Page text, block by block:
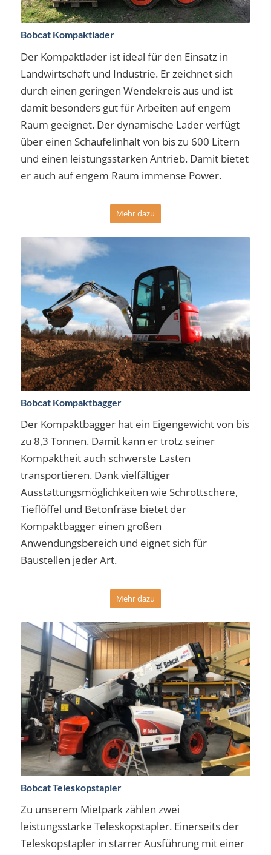
Bobcat Kompaktlader
Der Kompaktlader ist ideal für den Einsatz in
Landwirtschaft und Industrie. Er zeichnet sich
durch einen geringen Wendekreis aus und ist
damit besonders gut für Arbeiten auf engem
Raum geeignet. Der dynamische Lader verfügt
über einen Schaufelinhalt von bis zu 600 Litern
und einen leistungsstarken Antrieb. Damit bietet
er auch auf engem Raum immense Power.
Mehr dazu
Bobcat Kompaktbagger
Der Kompaktbagger hat ein Eigengewicht von bis
zu 8,3 Tonnen. Damit kann er trotz seiner
Kompaktheit auch schwerste Lasten
transportieren. Dank vielfältiger
Ausstattungsmöglichkeiten wie Schrottschere,
Tieflöffel und Betonfräse bietet der
Kompaktbagger einen großen
Anwendungsbereich und eignet sich für
Baustellen jeder Art.
Mehr dazu
Bobcat Teleskopstapler
Zu unserem Mietpark zählen zwei
leistungsstarke Teleskopstapler. Einerseits der
Teleskopstapler in starrer Ausführung mit einer